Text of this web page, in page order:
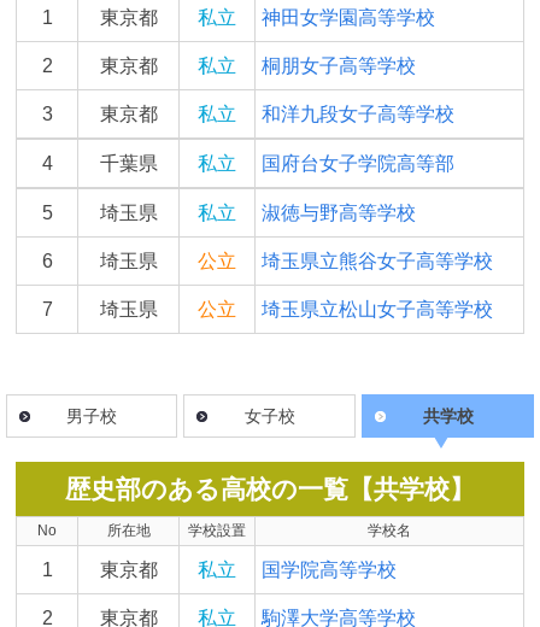
1 東京都 私立 神田女学園高等学校
2 東京都 私立 桐朋女子高等学校
3 東京都 私立 和洋九段女子高等学校
4 千葉県 私立 国府台女子学院高等部
5 埼玉県 私立 淑徳与野高等学校
6 埼玉県 公立 埼玉県立熊谷女子高等学校
7 埼玉県 公立 埼玉県立松山女子高等学校
男子校 女子校 共学校
歴史部のある高校の一覧【共学校】
No 所在地 学校設置 学校名
1 東京都 私立 国学院高等学校
2 東京都 私立 駒澤大学高等学校